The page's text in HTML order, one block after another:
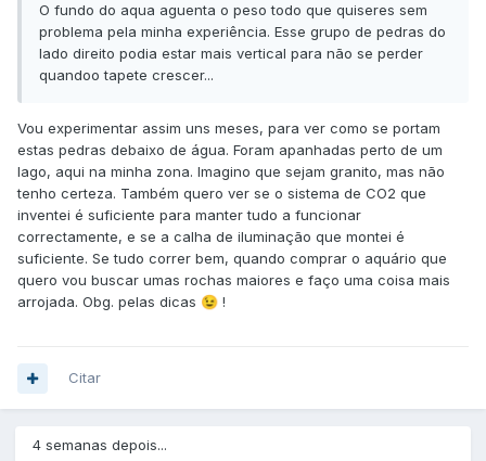
O fundo do aqua aguenta o peso todo que quiseres sem
problema pela minha experiência. Esse grupo de pedras do
lado direito podia estar mais vertical para não se perder
quandoo tapete crescer...
Vou experimentar assim uns meses, para ver como se portam
estas pedras debaixo de água. Foram apanhadas perto de um
lago, aqui na minha zona. Imagino que sejam granito, mas não
tenho certeza. Também quero ver se o sistema de CO2 que
inventei é suficiente para manter tudo a funcionar
correctamente, e se a calha de iluminação que montei é
suficiente. Se tudo correr bem, quando comprar o aquário que
quero vou buscar umas rochas maiores e faço uma coisa mais
arrojada. Obg. pelas dicas 😉 !
Citar
4 semanas depois...